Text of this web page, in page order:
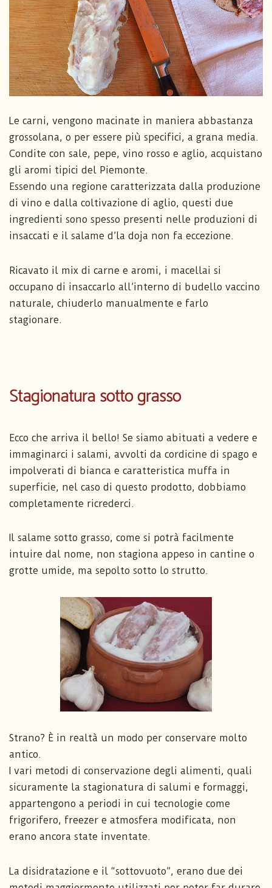
Le carni, vengono macinate in maniera abbastanza
grossolana, o per essere più specifici, a grana media.
Condite con sale, pepe, vino rosso e aglio, acquistano
gli aromi tipici del Piemonte.
Essendo una regione caratterizzata dalla produzione
di vino e dalla coltivazione di aglio, questi due
ingredienti sono spesso presenti nelle produzioni di
insaccati e il salame d’la doja non fa eccezione.
Ricavato il mix di carne e aromi, i macellai si
occupano di insaccarlo all’interno di budello vaccino
naturale, chiuderlo manualmente e farlo
stagionare.
Stagionatura sotto grasso
Ecco che arriva il bello! Se siamo abituati a vedere e
immaginarci i salami, avvolti da cordicine di spago e
impolverati di bianca e caratteristica muffa in
superficie, nel caso di questo prodotto, dobbiamo
completamente ricrederci.
Il salame sotto grasso, come si potrà facilmente
intuire dal nome, non stagiona appeso in cantine o
grotte umide, ma sepolto sotto lo strutto.
Strano? È in realtà un modo per conservare molto
antico.
I vari metodi di conservazione degli alimenti, quali
sicuramente la stagionatura di salumi e formaggi,
appartengono a periodi in cui tecnologie come
frigorifero, freezer e atmosfera modificata, non
erano ancora state inventate.
La disidratazione e il “sottovuoto”, erano due dei